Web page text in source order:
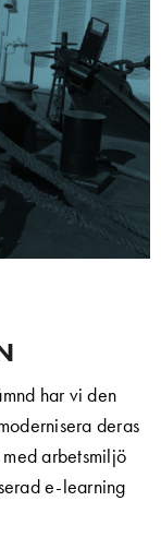
har vi den
deras
arbetsmiljö
e-learning